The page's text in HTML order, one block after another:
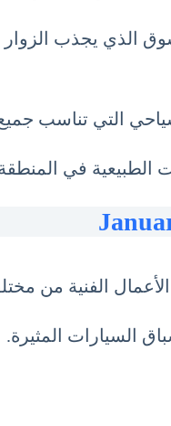
الذي يجذب الزوار
الطبيعية في
الفنية من
السيارات المثيرة.